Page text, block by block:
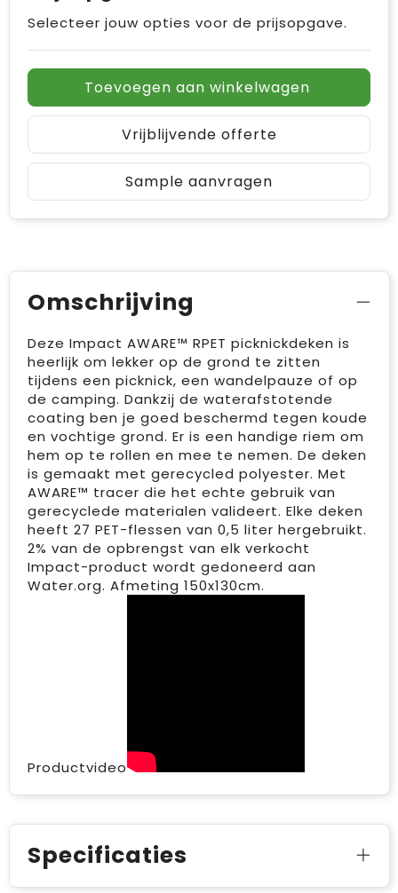
Selecteer jouw opties voor de prijsopgave.
Toevoegen aan winkelwagen
Vrijblijvende offerte
Sample aanvragen
Omschrijving
Deze Impact AWARE™ RPET picknickdeken is
heerlijk om lekker op de grond te zitten
tijdens een picknick, een wandelpauze of op
de camping. Dankzij de waterafstotende
coating ben je goed beschermd tegen koude
en vochtige grond. Er is een handige riem om
hem op te rollen en mee te nemen. De deken
is gemaakt met gerecycled polyester. Met
AWARE™ tracer die het echte gebruik van
gerecyclede materialen valideert. Elke deken
heeft 27 PET-flessen van 0,5 liter hergebruikt.
2% van de opbrengst van elk verkocht
Impact-product wordt gedoneerd aan
Water.org. Afmeting 150x130cm.
Productvideo
Specificaties